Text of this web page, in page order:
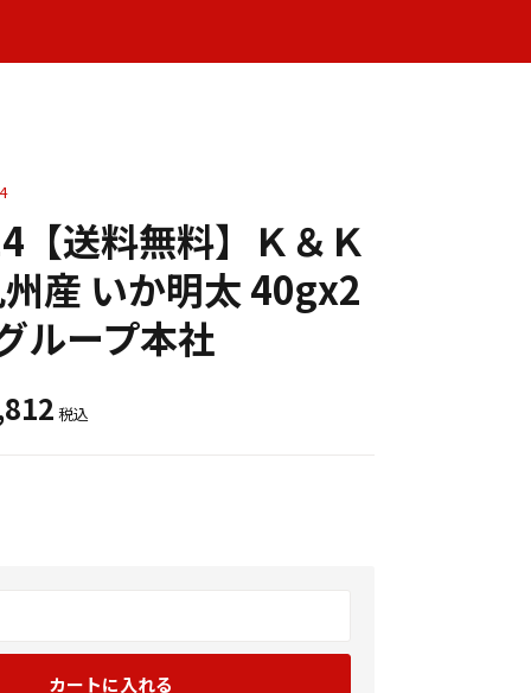
【送料無料】Ｋ＆Ｋ
産 いか明太 40gx2
ループ本社
税込
カートに入れる